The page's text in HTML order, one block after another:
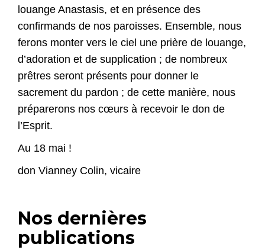
louange Anastasis, et en présence des
confirmands de nos paroisses. Ensemble, nous
ferons monter vers le ciel une prière de louange,
d’adoration et de supplication ; de nombreux
prêtres seront présents pour donner le
sacrement du pardon ; de cette manière, nous
préparerons nos cœurs à recevoir le don de
l’Esprit.
Au 18 mai !
don Vianney Colin, vicaire
Nos dernières
publications